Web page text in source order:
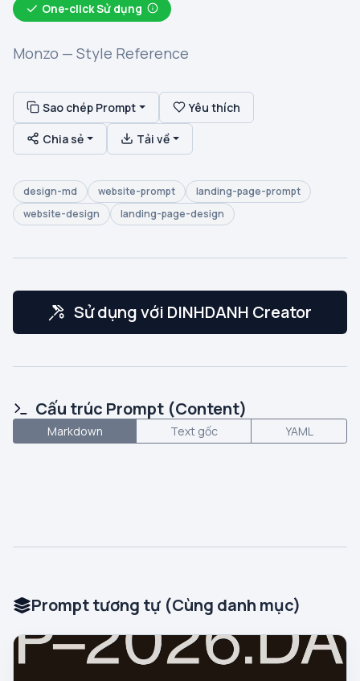
One-click Sử dụng
Monzo — Style Reference
Sao chép Prompt Yêu thích
Chia sẻ Tải về
design-md website-prompt
landing-page-prompt
website-design
landing-page-design
Sử dụng với DINHDANH Creator
Cấu trúc Prompt (Content)
Markdown Text gốc YAML
Prompt tương tự (Cùng danh mục)